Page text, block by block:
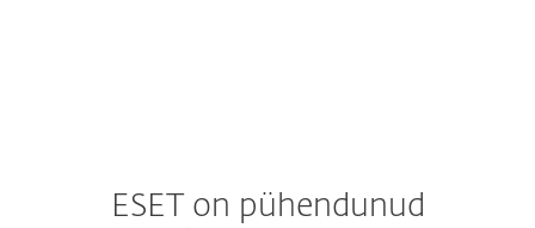
ESET on pühendunud